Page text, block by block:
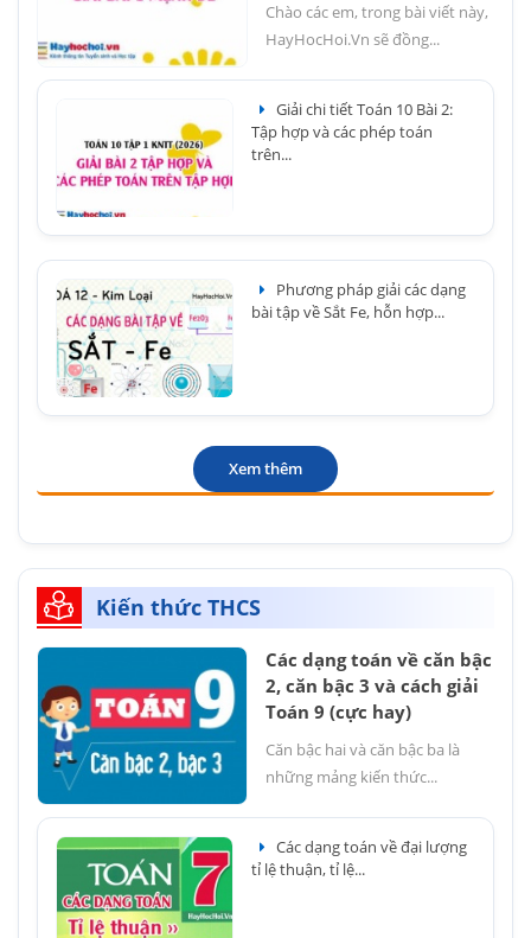
Chào các em, trong bài viết này,
HayHocHoi.Vn sẽ đồng...
Giải chi tiết Toán 10 Bài 2:
Tập hợp và các phép toán
trên...
Phương pháp giải các dạng
bài tập về Sắt Fe, hỗn hợp...
Xem thêm
Kiến thức THCS
Các dạng toán về căn bậc
2, căn bậc 3 và cách giải
Toán 9 (cực hay)
Căn bậc hai và căn bậc ba là
những mảng kiến thức...
Các dạng toán về đại lượng
tỉ lệ thuận, tỉ lệ...